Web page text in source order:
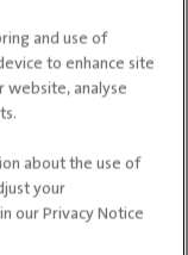
08:00 ­- 18:00
08:00 ­- 18:00
08:00 ­- 18:00
08:00 ­- 18:00
and use of
to enhance site
website, analyse
about the use of
your
our Privacy Notice